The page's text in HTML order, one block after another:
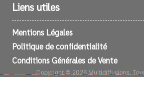
Liens utiles
Mentions Légales
Politique de confidentialité
Conditions Générales de Vente
Copyright © 2026 Multidiffusions.